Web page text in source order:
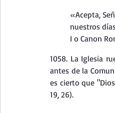
«Acepta,
nuestros
I o Canon
1058. La Iglesia
antes de la
es cierto que
19, 26).